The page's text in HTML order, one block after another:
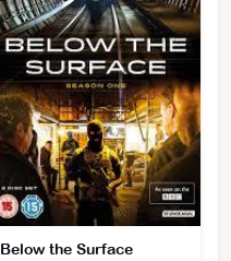
Below the Surface